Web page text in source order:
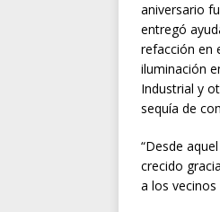
aniversario
entregó
refacción en
iluminación
Industrial y
sequía de
“Desde
crecido
a los